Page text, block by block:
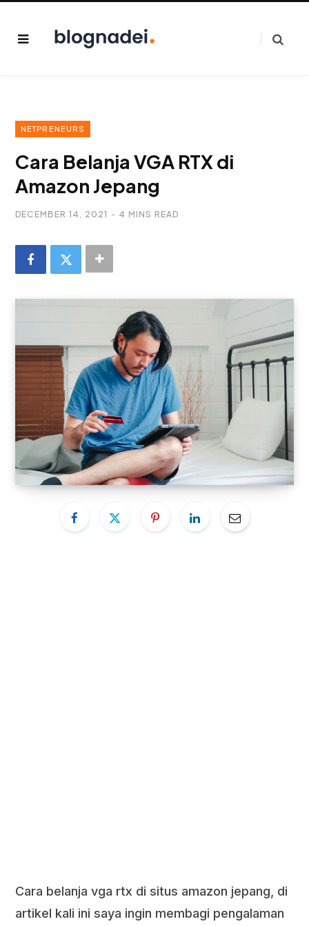
NETPRENEURS
Cara Belanja VGA RTX di
Amazon Jepang
DECEMBER 14, 2021 4 MINS READ
Cara belanja vga rtx di situs amazon jepang, di
artikel kali ini saya ingin membagi pengalaman